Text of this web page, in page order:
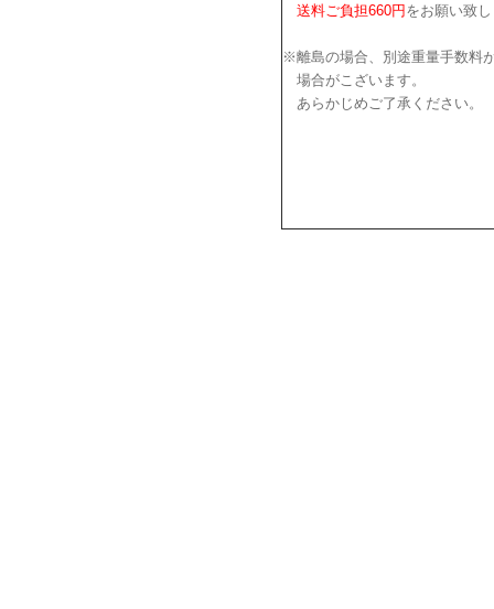
送料ご負担660円 をお願い致
※離島の場合、別途重量手数料
場合がこざいます。
あらかじめご了承ください。